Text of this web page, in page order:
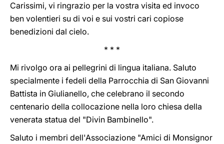
Carissimi, vi ringrazio per la vostra visita ed invoco
ben volentieri su di voi e sui vostri cari copiose
benedizioni dal cielo.
* * *
Mi rivolgo ora ai pellegrini di lingua italiana. Saluto
specialmente i fedeli della Parrocchia di San Giovanni
Battista in Giulianello, che celebrano il secondo
centenario della collocazione nella loro chiesa della
venerata statua del "Divin Bambinello".
Saluto i membri dell'Associazione "Amici di Monsignor